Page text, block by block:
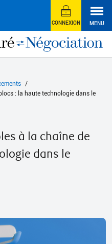
CONNEXION MENU
: la haute technologie dans le
à la chaîne de
dans le